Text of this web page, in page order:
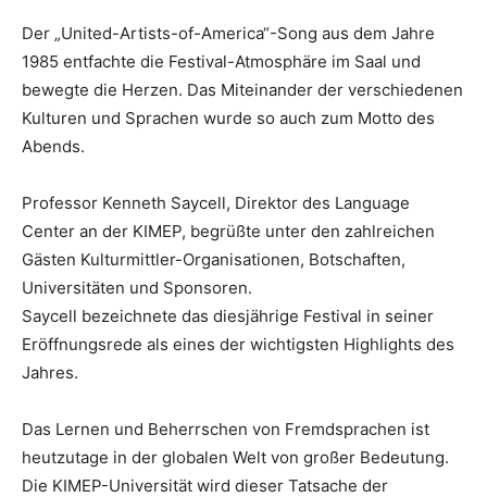
Der „United-Artists-of-America“-Song aus dem Jahre
1985 entfachte die Festival-Atmosphäre im Saal und
bewegte die Herzen. Das Miteinander der verschiedenen
Kulturen und Sprachen wurde so auch zum Motto des
Abends.
Professor Kenneth Saycell, Direktor des Language
Center an der KIMEP, begrüßte unter den zahlreichen
Gästen Kulturmittler-Organisationen, Botschaften,
Universitäten und Sponsoren.
Saycell bezeichnete das diesjährige Festival in seiner
Eröffnungsrede als eines der wichtigsten Highlights des
Jahres.
Das Lernen und Beherrschen von Fremdsprachen ist
heutzutage in der globalen Welt von großer Bedeutung.
Die KIMEP-Universität wird dieser Tatsache der